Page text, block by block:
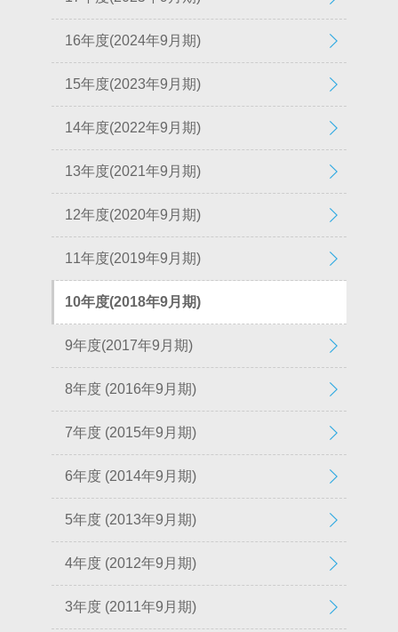
16年度(2024年9月期)
15年度(2023年9月期)
14年度(2022年9月期)
13年度(2021年9月期)
12年度(2020年9月期)
11年度(2019年9月期)
10年度(2018年9月期)
9年度(2017年9月期)
8年度 (2016年9月期)
7年度 (2015年9月期)
6年度 (2014年9月期)
5年度 (2013年9月期)
4年度 (2012年9月期)
3年度 (2011年9月期)